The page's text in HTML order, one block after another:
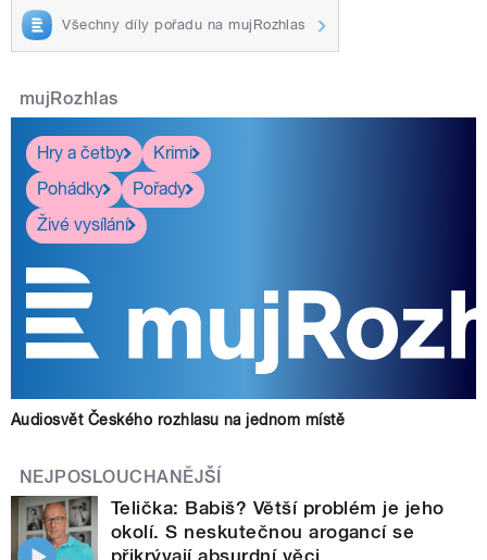
Všechny díly pořadu na mujRozhlas
mujRozhlas
Hry a četby
Krimi
Pohádky
Pořady
Živé vysílání
Audiosvět Českého rozhlasu na jednom místě
NEJPOSLOUCHANĚJŠÍ
Telička: Babiš? Větší problém je jeho
okolí. S neskutečnou arogancí se
přikrývají absurdní věci